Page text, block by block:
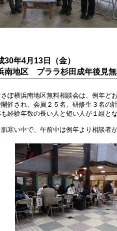
30年4月13日（金）
南地区 プララ杉田成年後見
ぽ横浜南地区無料相談会は、例年ど
開催され、会員２５名、研修生３名の
経験年数の長い人と短い人が１組と
肌寒い中で、午前中は例年より相談者